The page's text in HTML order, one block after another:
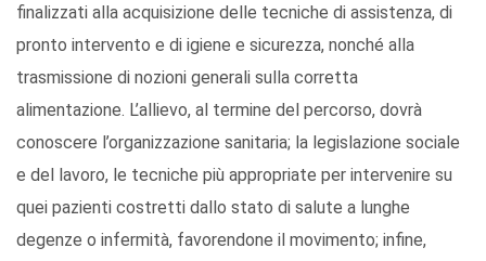
finalizzati alla acquisizione delle tecniche di assistenza, di
pronto intervento e di igiene e sicurezza, nonché alla
trasmissione di nozioni generali sulla corretta
alimentazione. L’allievo, al termine del percorso, dovrà
conoscere l’organizzazione sanitaria; la legislazione sociale
e del lavoro, le tecniche più appropriate per intervenire su
quei pazienti costretti dallo stato di salute a lunghe
degenze o infermità, favorendone il movimento; infine,